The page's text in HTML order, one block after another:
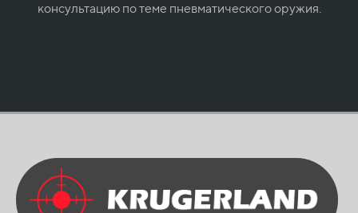
консультацию по теме пневматического оружия.